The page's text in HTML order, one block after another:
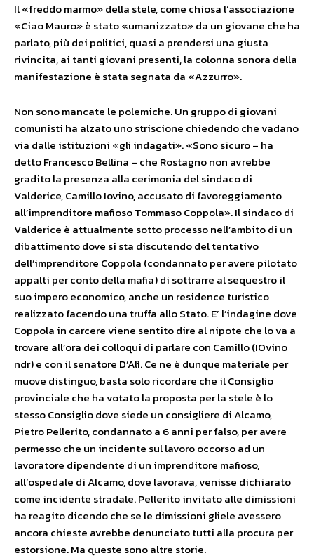
Il «freddo marmo» della stele, come chiosa l’associazione
«Ciao Mauro» è stato «umanizzato» da un giovane che ha
parlato, più dei politici, quasi a prendersi una giusta
rivincita, ai tanti giovani presenti, la colonna sonora della
manifestazione è stata segnata da «Azzurro».
Non sono mancate le polemiche. Un gruppo di giovani
comunisti ha alzato uno striscione chiedendo che vadano
via dalle istituzioni «gli indagati». «Sono sicuro – ha
detto Francesco Bellina – che Rostagno non avrebbe
gradito la presenza alla cerimonia del sindaco di
Valderice, Camillo Iovino, accusato di favoreggiamento
all’imprenditore mafioso Tommaso Coppola». Il sindaco di
Valderice è attualmente sotto processo nell’ambito di un
dibattimento dove si sta discutendo del tentativo
dell’imprenditore Coppola (condannato per avere pilotato
appalti per conto della mafia) di sottrarre al sequestro il
suo impero economico, anche un residence turistico
realizzato facendo una truffa allo Stato. E’ l’indagine dove
Coppola in carcere viene sentito dire al nipote che lo va a
trovare all’ora dei colloqui di parlare con Camillo (IOvino
ndr) e con il senatore D’Alì. Ce ne è dunque materiale per
muove distinguo, basta solo ricordare che il Consiglio
provinciale che ha votato la proposta per la stele è lo
stesso Consiglio dove siede un consigliere di Alcamo,
Pietro Pellerito, condannato a 6 anni per falso, per avere
permesso che un incidente sul lavoro occorso ad un
lavoratore dipendente di un imprenditore mafioso,
all’ospedale di Alcamo, dove lavorava, venisse dichiarato
come incidente stradale. Pellerito invitato alle dimissioni
ha reagito dicendo che se le dimissioni gliele avessero
ancora chieste avrebbe denunciato tutti alla procura per
estorsione. Ma queste sono altre storie.